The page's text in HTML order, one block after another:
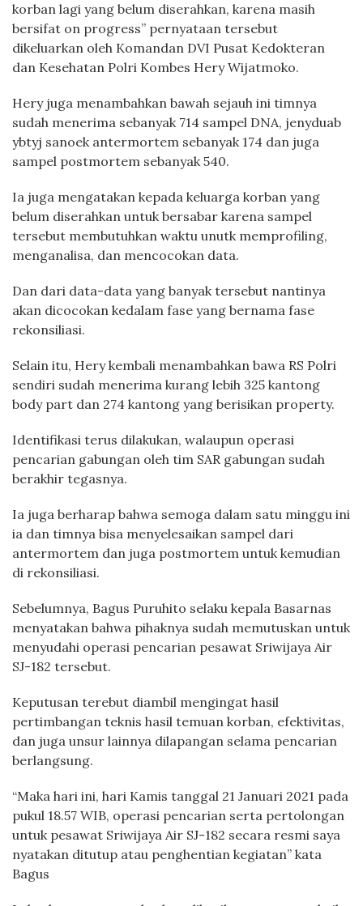
korban lagi yang belum diserahkan, karena masih
bersifat on progress” pernyataan tersebut
dikeluarkan oleh Komandan DVI Pusat Kedokteran
dan Kesehatan Polri Kombes Hery Wijatmoko.
Hery juga menambahkan bawah sejauh ini timnya
sudah menerima sebanyak 714 sampel DNA, jenyduab
ybtyj sanoek antermortem sebanyak 174 dan juga
sampel postmortem sebanyak 540.
Ia juga mengatakan kepada keluarga korban yang
belum diserahkan untuk bersabar karena sampel
tersebut membutuhkan waktu unutk memprofiling,
menganalisa, dan mencocokan data.
Dan dari data-data yang banyak tersebut nantinya
akan dicocokan kedalam fase yang bernama fase
rekonsiliasi.
Selain itu, Hery kembali menambahkan bawa RS Polri
sendiri sudah menerima kurang lebih 325 kantong
body part dan 274 kantong yang berisikan property.
Identifikasi terus dilakukan, walaupun operasi
pencarian gabungan oleh tim SAR gabungan sudah
berakhir tegasnya.
Ia juga berharap bahwa semoga dalam satu minggu ini
ia dan timnya bisa menyelesaikan sampel dari
antermortem dan juga postmortem untuk kemudian
di rekonsiliasi.
Sebelumnya, Bagus Puruhito selaku kepala Basarnas
menyatakan bahwa pihaknya sudah memutuskan untuk
menyudahi operasi pencarian pesawat Sriwijaya Air
SJ-182 tersebut.
Keputusan terebut diambil mengingat hasil
pertimbangan teknis hasil temuan korban, efektivitas,
dan juga unsur lainnya dilapangan selama pencarian
berlangsung.
“Maka hari ini, hari Kamis tanggal 21 Januari 2021 pada
pukul 18.57 WIB, operasi pencarian serta pertolongan
untuk pesawat Sriwijaya Air SJ-182 secara resmi saya
nyatakan ditutup atau penghentian kegiatan” kata
Bagus